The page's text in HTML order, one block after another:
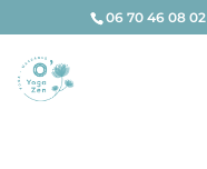
06 70 46 08 02